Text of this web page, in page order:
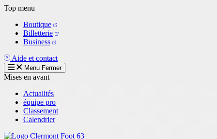
Aller
contenu
principal
Top menu
Boutique
Billetterie
Business
Aide et contact
Menu Fermer
Mises en avant
Actualités
équipe pro
Classement
Calendrier